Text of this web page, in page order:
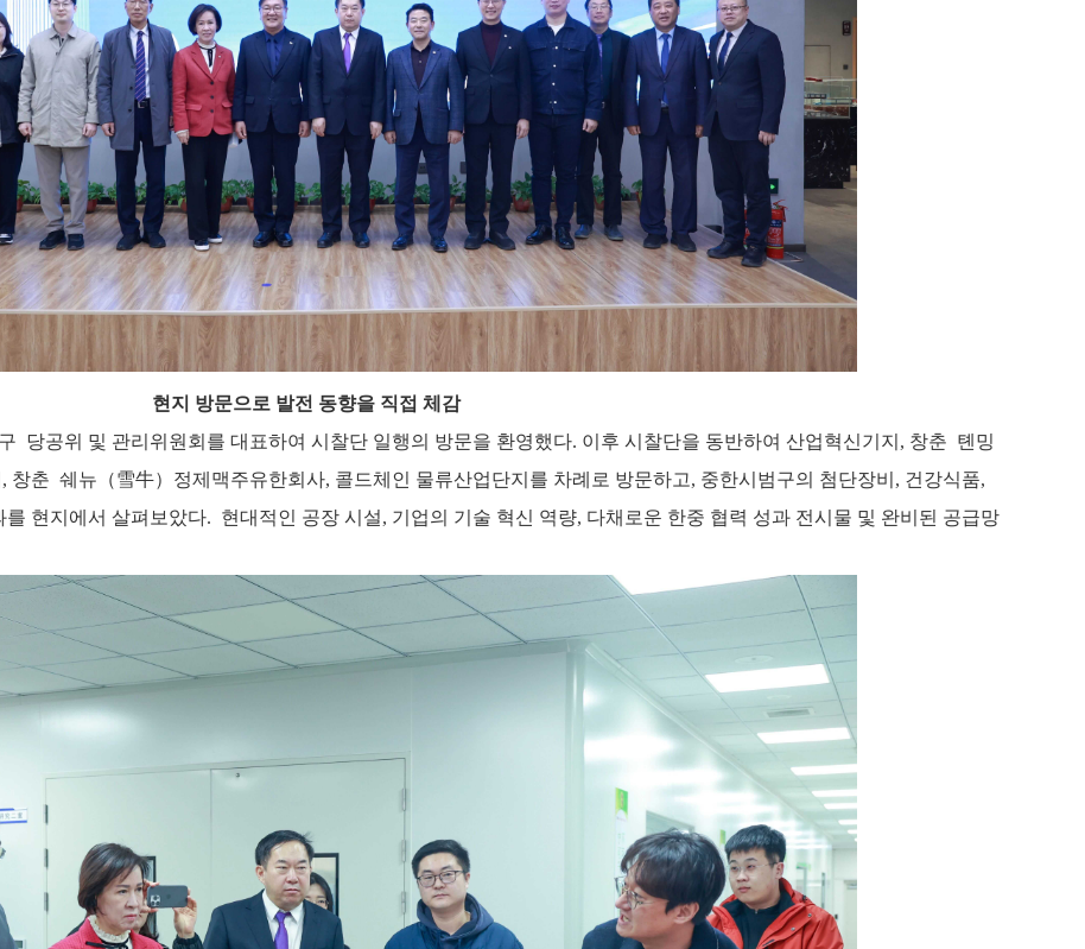
현지 방문으로 발전 동향을 직접 체감
당공위 및 관리위원회를 대표하여 시찰단 일행의 방문을 환영했다. 이후 시찰단을 동반하여 산업혁신기지 , 창춘 톈밍
, 창춘 쉐뉴 （雪牛） 정제맥주유한회사, 콜드체인 물류산업단지를 차례로 방문하고, 중한시범구의 첨단장비 , 건강식품,
현지에서 살펴보았다. 현대적인 공장 시설, 기업의 기술 혁신 역량, 다채로운 한중 협력 성과 전시물 및 완비된 공급망